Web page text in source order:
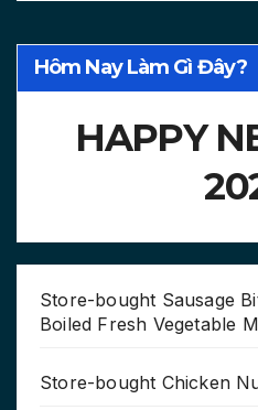
Hôm Nay Làm Gì Đây?
HAPPY
Store-bought Sausage
Boiled Fresh Vegetable
Store-bought Chicken